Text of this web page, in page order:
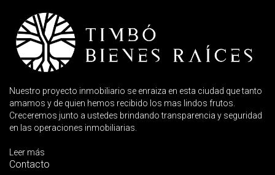
Nuestro proyecto inmobiliario se enraiza en esta ciudad que tanto
amamos y de quien hemos recibido los mas lindos frutos.
Creceremos junto a ustedes brindando transparencia y seguridad
en las operaciones inmobiliarias.
Leer más
Contacto